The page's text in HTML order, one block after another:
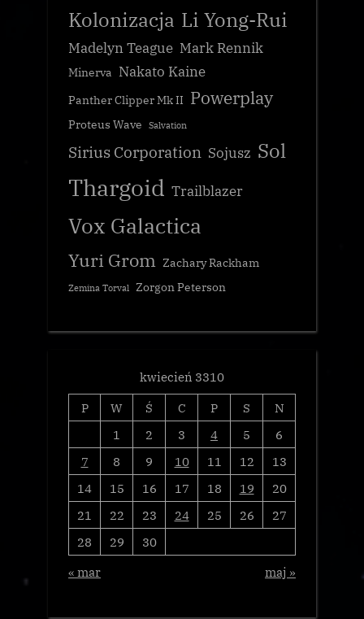
Kolonizacja Li Yong-Rui
Madelyn Teague Mark Rennik
Minerva Nakato Kaine
Panther Clipper Mk II Powerplay
Proteus Wave Salvation
Sirius Corporation Sojusz Sol
Thargoid Trailblazer
Vox Galactica
Yuri Grom Zachary Rackham
Zemina Torval Zorgon Peterson
kwiecień 3310
P
W Ś C P S
N
1
2 3 4 5
6
7
8 9 10 11 12
13
14
15 16 17 18 19
20
21
22 23 24 25 26
27
28
29
30
« mar
maj »